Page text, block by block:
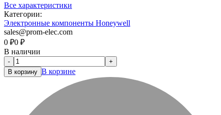
Все характеристики
Категории:
Электронные компоненты Honeywell
sales@prom-elec.com
0 ₽0 ₽
В наличии
-
+
В корзину В корзине